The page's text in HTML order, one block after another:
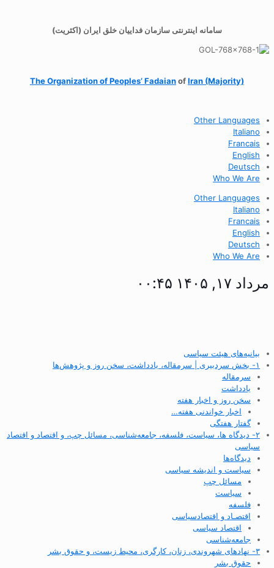
سامانه اینترنتی سازمان فداییان خلق ایران (اکثریت)
The Organization ofPeoples’ FadaianofIran (Majority)
Other Languages
Italiano
Francais
English
Deutsch
Who We Are
Other Languages
Italiano
Francais
English
Deutsch
Who We Are
مرداد ۱۷, ۱۴۰۵ ۰۰:۴۵
بیانیه‌های هیئت سیاسی
۱- بخش سردبیری | سرمقاله، یادداشت، سخن روز و پژوهش‌ها
سرمقاله
یادداشت
سخن روز و اخبار هفته
اخبار خواندنی هفته…
گفتار هفتگی
۲- دیدگاه ها، سیاست، فلسفه، جامعه‌شناسی، مسائل چپ، و اقتصاد و اقتصاد
سیاسی
دیدگاه‌ها
سیاست و اندیشه سیاسی
مسائل چپ
سیاست
فلسفه
اقتصـاد و اقتصاد‌سیاسی
اقتصاد سیاسی
جامعه‌شناسی
۳- نهادهای شهروندی، زنان، کارگری، محیط زیست، و حقوق بشر
حقوق بشر